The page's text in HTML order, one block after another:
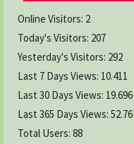
Online Visitors: 2
Today's Visitors: 207
Yesterday's Visitors: 292
Last 7 Days Views: 10.411
Last 30 Days Views: 19.696
Last 365 Days Views:
Total Users: 88